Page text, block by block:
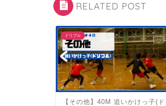
RELATED POST
ドリブル
【その他】40M 追いかけっ子(ド